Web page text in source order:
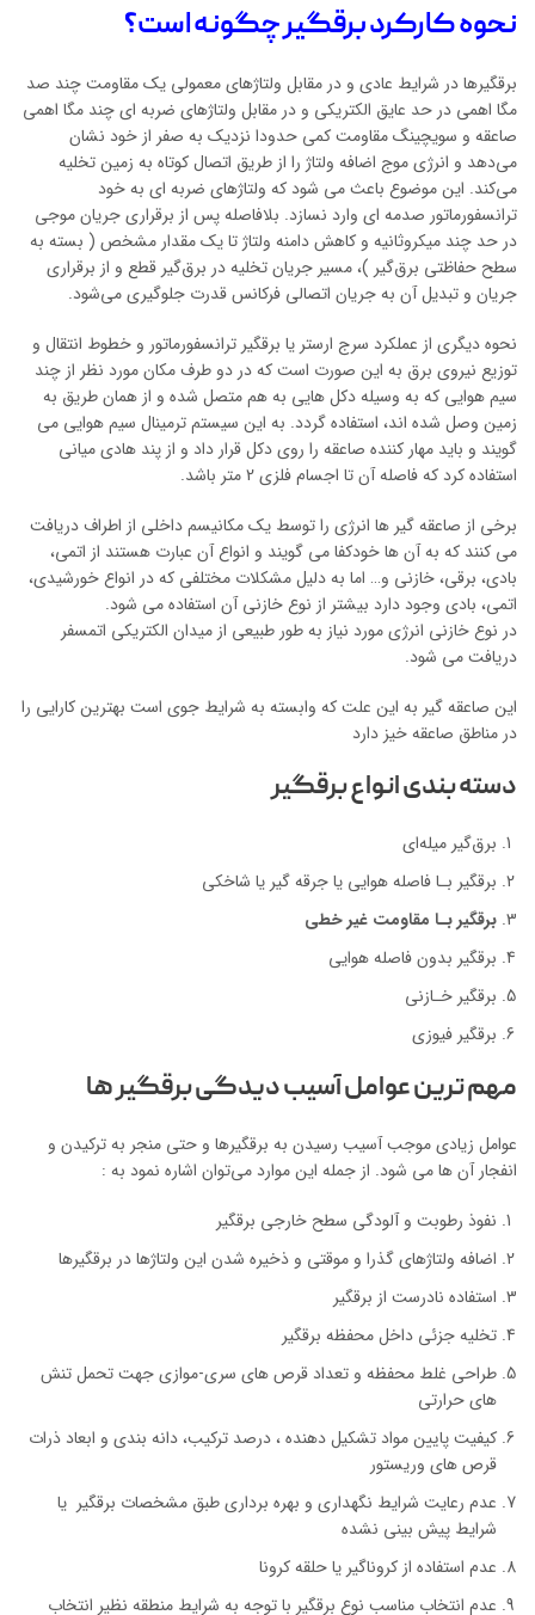
نحوه کارکرد برقگیر چگونه است؟
برقگیرها در شرایط عادی و در مقابل ولتاژهای معمولی یک مقاومت چند صد
مگا اهمی در حد عایق الکتریکی و در مقابل ولتاژهای ضربه ای چند مگا اهمی
صاعقه و سویچینگ مقاومت کمی حدودا نزدیک به صفر از خود نشان
می‌دهد و انرژی موج اضافه ولتاژ را از طریق اتصال کوتاه به زمین تخلیه
می‌کند. این موضوع باعث می شود که ولتاژهای ضربه ای به خود
ترانسفورماتور صدمه ای وارد نسازد. بلافاصله پس از برقراری جریان موجی
در حد چند میكروثانیه و كاهش دامنه ولتاژ تا یك مقدار مشخص ( بسته به
سطح حفاظتی برق‌گیر )، مسیر جریان تخلیه در برق‌گیر قطع و از برقراری
جریان و تبدیل آن به جریان اتصالی فركانس قدرت جلوگیری می‌شود.
نحوه دیگری از عملکرد سرج ارستر یا برقگیر ترانسفورماتور و خطوط انتقال و
توزیع نیروی برق به این صورت است که در دو طرف مکان مورد نظر از چند
سیم هوایی که به وسیله دکل هایی به هم متصل شده و از همان طریق به
زمین وصل شده اند، استفاده گردد. به این سیستم ترمینال سیم هوایی می
گویند و باید مهار کننده صاعقه را روی دکل قرار داد و از پند هادی میانی
استفاده کرد که فاصله آن تا اجسام فلزی 2 متر باشد.
برخی از صاعقه گیر ها انرژی را توسط یک مکانیسم داخلی از اطراف دریافت
می کنند که به آن ها خودکفا می گویند و انواع آن عبارت هستند از اتمی،
بادی، برقی، خازنی و… اما به دلیل مشکلات مختلفی که در انواع خورشیدی،
اتمی، بادی وجود دارد بیشتر از نوع خازنی آن استفاده می شود.
در نوع خازنی انرژی مورد نیاز به طور طبیعی از میدان الکتریکی اتمسفر
دریافت می شود.
این صاعقه گیر به این علت که وابسته به شرایط جوی است بهترین کارایی را
در مناطق صاعقه خیز دارد
دسته بندی انواع برقگیر
برق‌گیر میله‌ای
برقگیر بـا فاصله هوایی یا جرقه گیر یا شاخکی
برقگیر بـا مقاومت غیر خطی
برقگیر بدون فاصله هوایی
برقگیر خـازنی
برقگیر فیوزی
مهم ترین عوامل آسیب دیدگی برقگیر‌ ها
عوامل زیادی موجب آسیب رسیدن به برقگیر‌ها و حتی منجر به ترکیدن و
انفجار آن ها می شود. از جمله این موارد می‌توان اشاره نمود به :
نفوذ رطوبت و آلودگی سطح خارجی برقگیر
اضافه ولتاژ‌های گذرا و موقتی و ذخیره شدن این ولتاژها در برقگیرها
استفاده نادرست از برقگیر
تخلیه جزئی داخل محفظه برقگیر
طراحی غلط محفظه و تعداد قرص های سری-موازی جهت تحمل تنش
های حرارتی
کیفیت پایین مواد تشکیل دهنده ، درصد ترکیب، دانه بندی و ابعاد ذرات
قرص های وریستور
عدم رعایت شرایط نگهداری و بهره برداری طبق مشخصات برقگیر یا
شرایط پیش بینی نشده
عدم استفاده از کروناگیر یا حلقه کرونا
عدم انتخاب مناسب نوع برقگیر با توجه به شرایط منطقه نظیر انتخاب